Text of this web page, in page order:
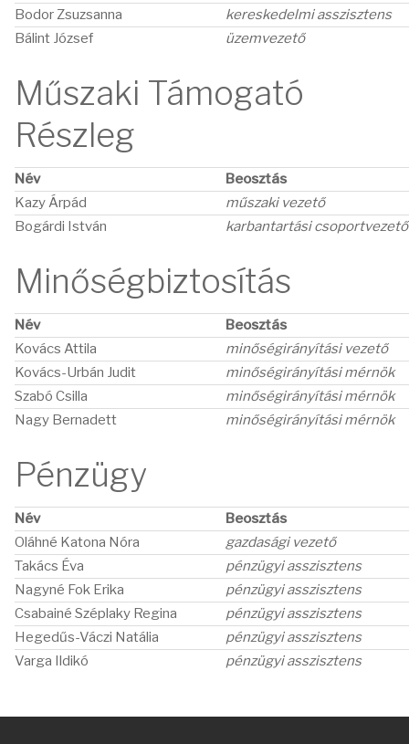
Bodor Zsuzsanna
kereskedelmi asszisztens
Bálint József
üzemvezető
Műszaki Támogató
Részleg
Név
Beosztás
Kazy Árpád
műszaki vezető
Bogárdi István
karbantartási csoportvezető
Minőségbiztosítás
Név
Beosztás
Kovács Attila
minőségirányítási vezető
Kovács-Urbán Judit
minőségirányítási mérnök
Szabó Csilla
minőségirányítási mérnök
Nagy Bernadett
minőségirányítási mérnök
Pénzügy
Név
Beosztás
Oláhné Katona Nóra
gazdasági vezető
Takács Éva
pénzügyi asszisztens
Nagyné Fok Erika
pénzügyi asszisztens
Csabainé Széplaky Regina
pénzügyi asszisztens
Hegedűs-Váczi Natália
pénzügyi asszisztens
Varga Ildikó
pénzügyi asszisztens